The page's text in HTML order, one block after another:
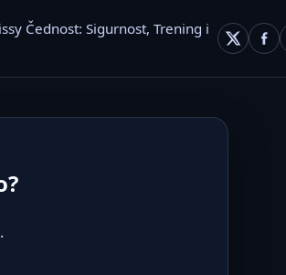
Čednost: Sigurnost, Trening i